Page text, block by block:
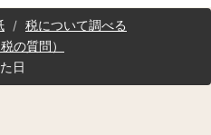
税について調べる
の質問）
日